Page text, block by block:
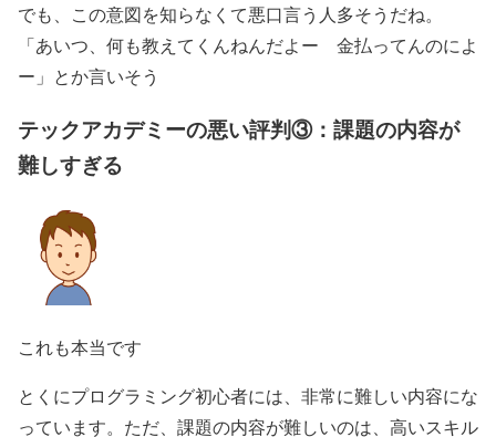
でも、この意図を知らなくて悪口言う人多そうだね。
「あいつ、何も教えてくんねんだよー 金払ってんのによ
ー」とか言いそう
テックアカデミーの悪い評判③：課題の内容が
難しすぎる
これも本当です
とくにプログラミング初心者には、非常に難しい内容にな
っています。ただ、課題の内容が難しいのは、高いスキル